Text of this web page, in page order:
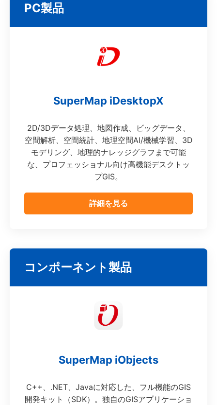
PC製品
SuperMap iDesktopX
2D/3Dデータ処理、地図作成、ビッグデータ、
空間解析、空間統計、地理空間AI/機械学習、3D
モデリング、地理的ナレッジグラフまで可能
な、プロフェッショナル向け高機能デスクトッ
プGIS。
詳細を見る
コンポーネント製品
SuperMap iObjects
C++、.NET、Javaに対応した、フル機能のGIS
開発キット（SDK）。独自のGISアプリケーショ